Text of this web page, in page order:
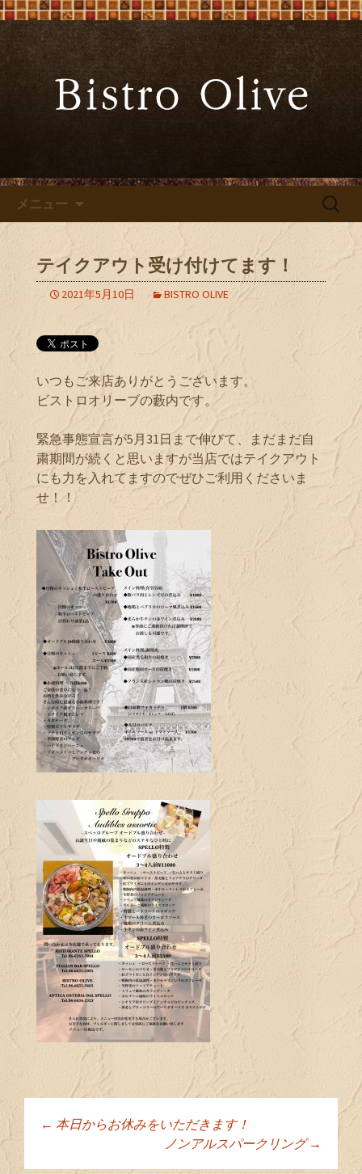
大阪難波の「Bistro Olive（ビ
ストロ オリーブ）」
大阪難波の「ビストロオリーブ」でワ
インと炭火焼料理を
メニュー
検
テイクアウト受け付けてます！
2021年5月10日 BISTRO OLIVE
いつもご来店ありがとうございます。
ビストロオリーブの藪内です。
緊急事態宣言が5月31日まで伸びて、まだまだ自
粛期間が続くと思いますが当店ではテイクアウト
にも力を入れてますのでぜひご利用くださいま
せ！！
投稿ナビゲーショ
← 本日からお休みをいただきます！
ノンアルスパークリング→